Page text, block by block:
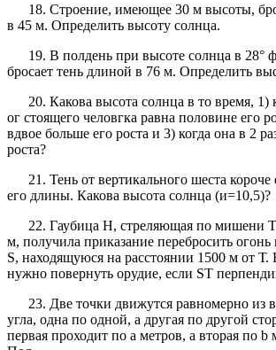
18. Строение, имеющее 30 м высоты,
в 45 м. Определить высоту солнца.
19. В полдень при высоте солнца в 28°
бросает тень длиной в 76 м. Определить
20. Какова высота солнца в то время, 1)
ог стоящего человгка равна половине его
вдвое больше его роста и 3) когда она в 2
роста?
21. Тень от вертикального шеста
его длины. Какова высота солнца (и=10,5)?
22. Гаубица Н, стреляющая по мишени Т
м, получила приказание перебросить
S, находящуюся на расстоянии 1500 м от Т.
нужно повернуть орудие, если ST
23. Две точки движутся равномерно из
угла, одна по одной, а другая по другой
первая проходит по а метров, а вторая по b